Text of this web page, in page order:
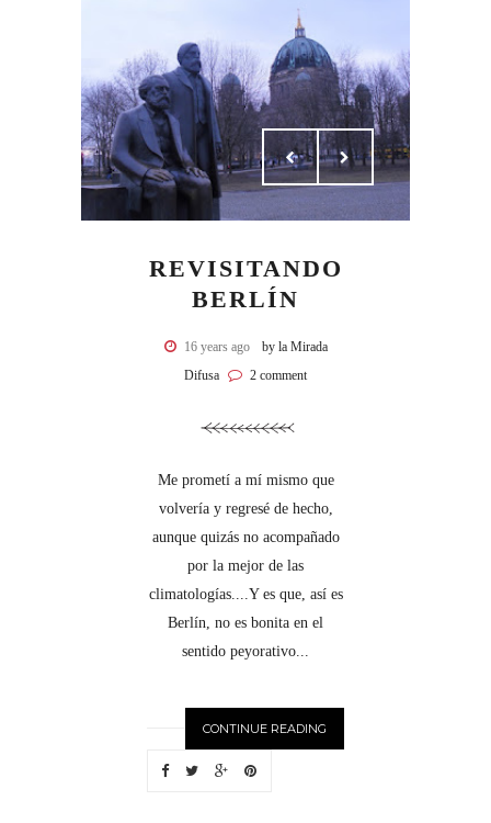
REVISITANDO
BERLÍN
16 years ago
by la Mirada
Difusa
2 comment
Me prometí a mí mismo que
volvería y regresé de hecho,
aunque quizás no acompañado
por la mejor de las
climatologías....Y es que, así es
Berlín, no es bonita en el
sentido peyorativo...
CONTINUE READING
N